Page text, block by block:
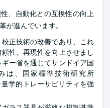
、自動化との互換性の向上
が進んでいます。
正技術の改善であり、これ
性、再現性を向上させまし
ー省を通じてサンドイア国
は、国家標準技術研究所
量学的トレーサビリティを強